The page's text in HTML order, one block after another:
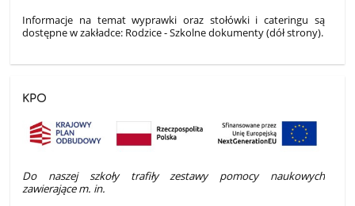
Informacje na temat wyprawki oraz stołówki i cateringu są
dostępne w zakładce: Rodzice - Szkolne dokumenty (dół strony).
KPO
Do naszej szkoły trafiły zestawy pomocy naukowych
zawierające m. in.